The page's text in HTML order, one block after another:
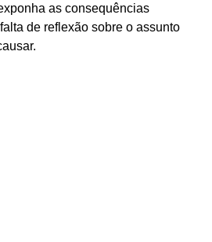
as consequências
de reflexão sobre o assunto